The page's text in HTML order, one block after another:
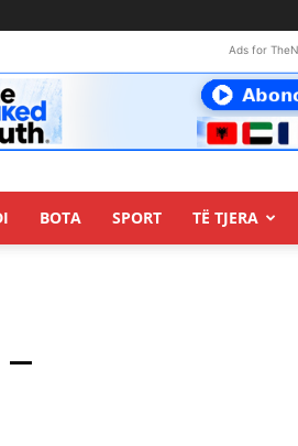
Ads for
BOTA SPORT TË TJERA